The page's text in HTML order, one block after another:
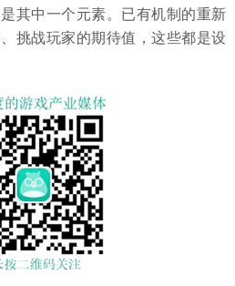
其中一个元素。已有机制的重新
挑战玩家的期待值，这些都是设